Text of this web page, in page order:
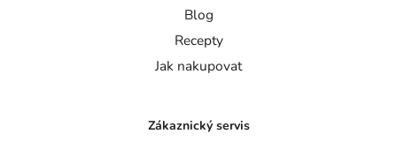
Blog
Recepty
Jak nakupovat
Zákaznický servis